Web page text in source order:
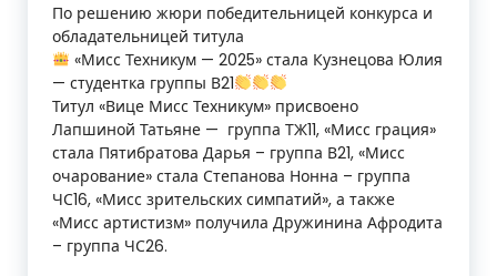
По решению жюри победительницей конкурса и
обладательницей титула
«Мисс Техникум — 2025» стала Кузнецова Юлия
— студентка группы В21
Титул «Вице Мисс Техникум» присвоено
Лапшиной Татьяне — группа ТЖ11, «Мисс грация»
стала Пятибратова Дарья – группа В21, «Мисс
очарование» стала Степанова Нонна – группа
ЧС16, «Мисс зрительских симпатий», а также
«Мисс артистизм» получила Дружинина Афродита
– группа ЧС26.